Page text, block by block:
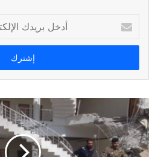
بريدك
الإلكتروني